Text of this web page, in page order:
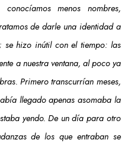
menos nombres,
de darle una identidad a
hizo inútil con el tiempo: las
a nuestra ventana, al poco ya
Primero transcurrían meses,
llegado apenas asomaba la
yendo. De un día para otro
de los que entraban se